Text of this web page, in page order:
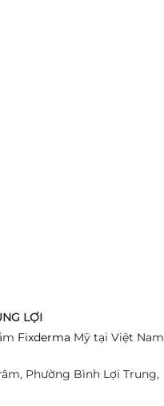
LỢI
Fixderma Mỹ tại Việt Nam
Phường Bình Lợi Trung,